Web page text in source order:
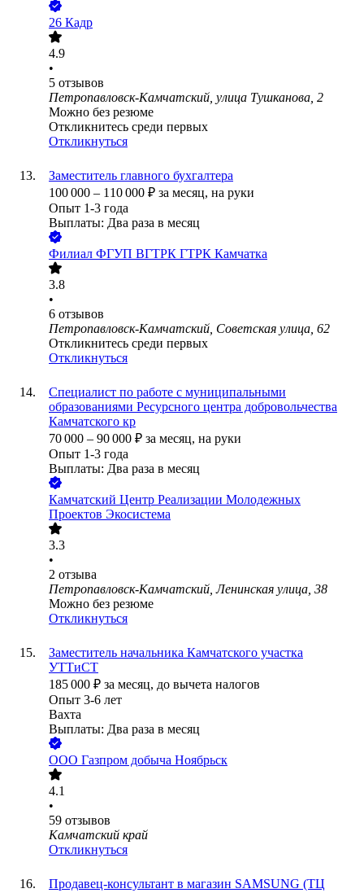
26 Кадр
4.9
•
5 отзывов
Петропавловск-Камчатский, улица Тушканова, 2
Можно без резюме
Откликнитесь среди первых
Откликнуться
Заместитель главного бухгалтера
100 000 – 110 000 ₽ за месяц, на руки
Опыт 1-3 года
Выплаты: Два раза в месяц
Филиал ФГУП ВГТРК ГТРК Камчатка
3.8
•
6 отзывов
Петропавловск-Камчатский, Советская улица, 62
Откликнитесь среди первых
Откликнуться
Специалист по работе с муниципальными
образованиями Ресурсного центра добровольчества
Камчатского кр
70 000 – 90 000 ₽ за месяц, на руки
Опыт 1-3 года
Выплаты: Два раза в месяц
Камчатский Центр Реализации Молодежных
Проектов Экосистема
3.3
•
2 отзыва
Петропавловск-Камчатский, Ленинская улица, 38
Можно без резюме
Откликнуться
Заместитель начальника Камчатского участка
УТТиСТ
185 000 ₽ за месяц, до вычета налогов
Опыт 3-6 лет
Вахта
Выплаты: Два раза в месяц
ООО Газпром добыча Ноябрьск
4.1
•
59 отзывов
Камчатский край
Откликнуться
Продавец-консультант в магазин SAMSUNG (ТЦ